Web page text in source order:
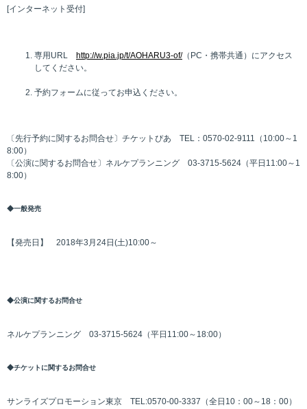
[インターネット受付]
専用URL http://w.pia.jp/t/AOHARU3-of/（PC・携帯共通）にアクセス
してください。
予約フォームに従ってお申込ください。
〔先行予約に関するお問合せ〕チケットぴあ TEL：0570-02-9111（10:00～1
8:00）
〔公演に関するお問合せ〕ネルケプランニング 03-3715-5624（平日11:00～1
8:00）
◆一般発売
【発売日】 2018年3月24日(土)10:00～
◆公演に関するお問合せ
ネルケプランニング 03-3715-5624（平日11:00～18:00）
◆チケットに関するお問合せ
サンライズプロモーション東京 TEL:0570-00-3337（全日10：00～18：00）